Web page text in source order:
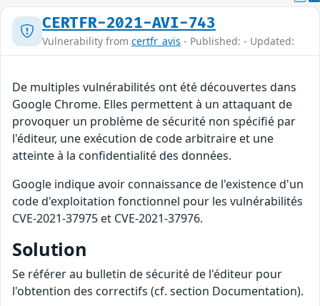
CERTFR-2021-AVI-743
Vulnerability from certfr_avis - Published: - Updated:
De multiples vulnérabilités ont été découvertes dans
Google Chrome. Elles permettent à un attaquant de
provoquer un problème de sécurité non spécifié par
l'éditeur, une exécution de code arbitraire et une
atteinte à la confidentialité des données.
Google indique avoir connaissance de l'existence d'un
code d'exploitation fonctionnel pour les vulnérabilités
CVE-2021-37975 et CVE-2021-37976.
Solution
Se référer au bulletin de sécurité de l'éditeur pour
l'obtention des correctifs (cf. section Documentation).